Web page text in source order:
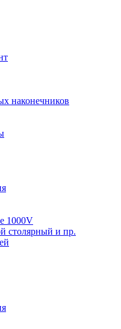
наконечников
1000V
столярный и пр.